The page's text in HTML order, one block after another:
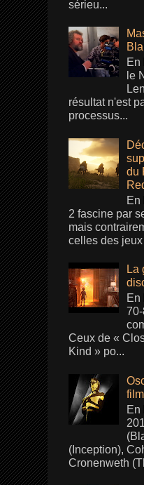
sérieu...
En
le
résultat n'est
processus...
du
En
2 fascine par
mais
celles des
La
En
Ceux de «
Kind » po...
En
(Inception),
Cronenweth